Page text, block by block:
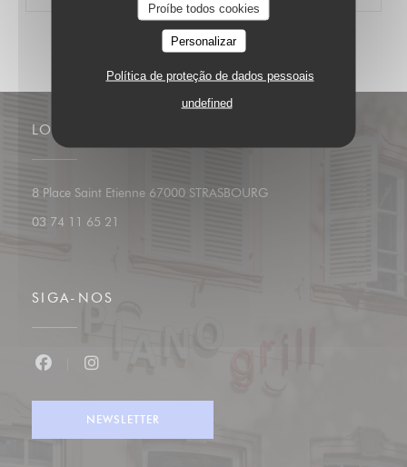
Proíbe todos cookies
Personalizar
Política de proteção de dados pessoais
undefined
LOCAL
8 Place Saint Etienne 67000 STRASBOURG((abre numa nova
03 74 11 65 21
SIGA-NOS
NEWSLETTER